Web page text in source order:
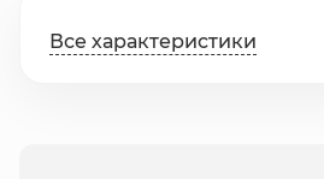
Все характеристики